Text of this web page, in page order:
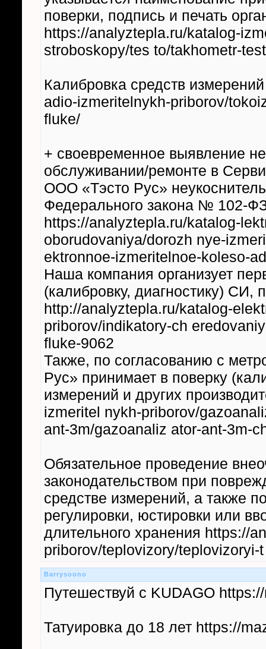
поверки, подпись и печать
https://analyztepla.ru/katalog-
stroboskopy/tes to/takhometr-
Калибровка средств
adio-izmeritelnykh-priborov/
fluke/
+ своевременное выявление
обслуживании/ремонте в
ООО «Тэсто Руc»
Федерального закона № 102-
https://analyztepla.ru/katalog-
oborudovaniya/dorozh nye-
ektronnoe-izmeritelnoe-koleso-
Наша компания организует
(калибровку, диагностику) СИ,
http://analyztepla.ru/katalog-
priborov/indikatory-ch
fluke-9062
Также, по согласованию с
Рус» принимает в поверку
измерений и других
izmeritel nykh-priborov/
ant-3m/gazoanaliz ator-ant-3m-
Обязательное проведение
законодательством при
средстве измерений, а также
регулировки, юстировки или
длительного хранения https://
priborov/teplovizory/
Barrysoono
Путешествуй с KUDAGO
Татуировка до 18 лет https://